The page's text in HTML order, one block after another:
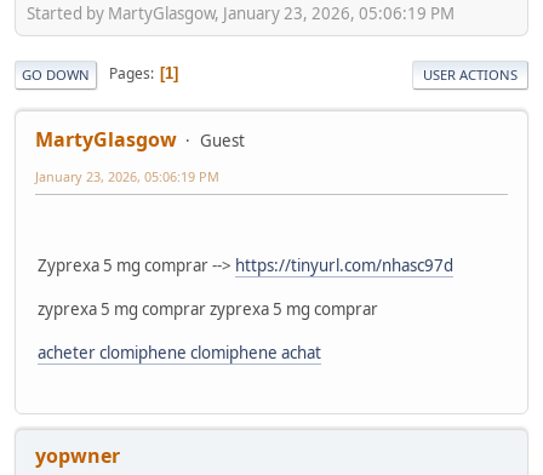
Started by MartyGlasgow, January 23, 2026, 05:06:19 PM
GO DOWN Pages 1 USER ACTIONS
MartyGlasgow Guest
January 23, 2026, 05:06:19 PM
Zyprexa 5 mg comprar --> https://tinyurl.com/nhasc97d
zyprexa 5 mg comprar zyprexa 5 mg comprar
acheter clomiphene clomiphene achat
yopwner